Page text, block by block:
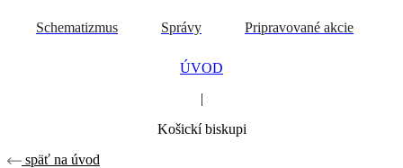
Schematizmus Správy Pripravované akcie
ÚVOD
|
Košickí biskupi
späť na úvod